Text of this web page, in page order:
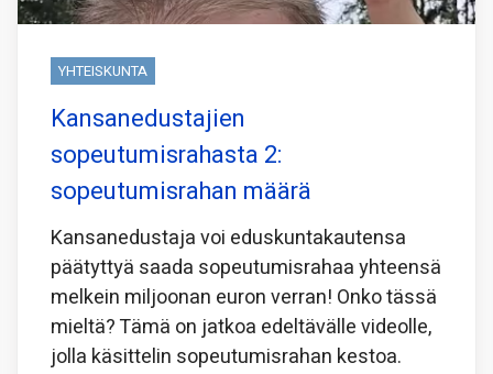
YHTEISKUNTA
Kansanedustajien
sopeutumisrahasta 2:
sopeutumisrahan määrä
Kansanedustaja voi eduskuntakautensa
päätyttyä saada sopeutumisrahaa yhteensä
melkein miljoonan euron verran! Onko tässä
mieltä? Tämä on jatkoa edeltävälle videolle,
jolla käsittelin sopeutumisrahan kestoa.